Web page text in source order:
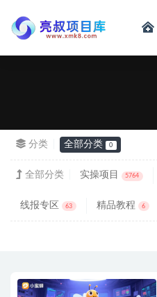
分类 全部分类 0
全部分类 实操项目 5764
线报专区 63 精品教程 6